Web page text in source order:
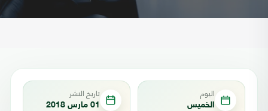
اليوم
الخميس
تاريخ النشر
01 مارس 2018